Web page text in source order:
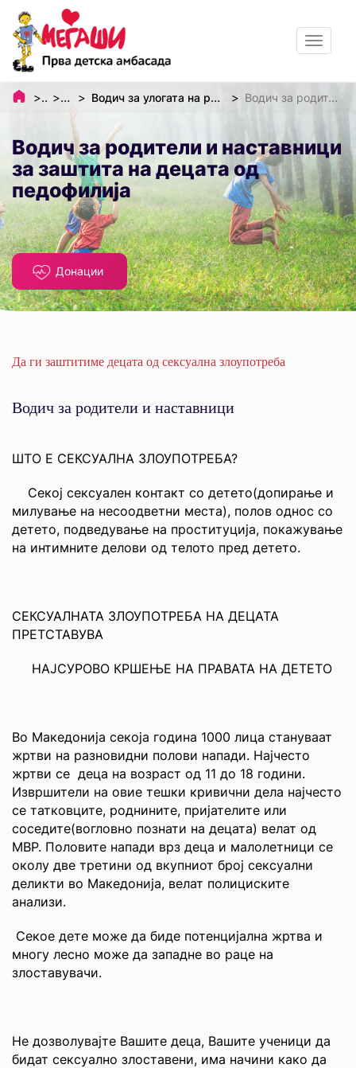
Toggle
Почетна
Публикации
Водич за улогата на родителите во превенција и справување со насилство во училиштата Водич за родители и наставници за заштита на децата од педофилија
Водич за родители и наставници
за заштита на децата од
педофилија
Донации
Да ги заштитиме децата од сексуална злоупотреба
Водич за родители и наставници
ШТО Е СЕКСУАЛНА ЗЛОУПОТРЕБА?
Секој сексуален контакт со детето(допирање и
милување на несоодветни места), полов однос со
детето, подведување на проституција, покажување
на интимните делови од телото пред детето.
СЕКСУАЛНАТА ЗЛОУПОТРЕБА НА ДЕЦАТА
ПРЕТСТАВУВА
НАЈСУРОВО КРШЕЊЕ НА ПРАВАТА НА ДЕТЕТО
Во Македонија секоја година 1000 лица стануваат
жртви на разновидни полови напади. Најчесто
жртви се деца на возраст од 11 до 18 години.
Извршители на овие тешки кривични дела најчесто
се татковците, роднините, пријателите или
соседите(вогловно познати на децата) велат од
МВР. Половите напади врз деца и малолетници се
околу две третини од вкупниот број сексуални
деликти во Македонија, велат полициските
анализи.
Секое дете може да биде потенцијална жртва и
многу лесно може да западне во раце на
злоставувачи.
Не дозволувајте Вашите деца, Вашите ученици да
бидат сексуално злоставени, има начини како да